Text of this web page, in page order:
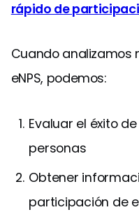
rápido de
Cuando analizamos
eNPS, podemos:
Evaluar el éxito
personas
Obtener
participación de